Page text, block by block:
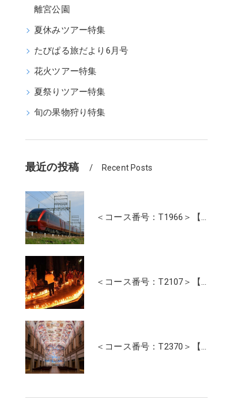
離宮公園
夏休みツアー特集
たびぱる旅だより6月号
花火ツアー特集
夏祭りツアー特集
旬の果物狩り特集
最近の投稿 Recent Posts
＜コース番号：T1966＞【大阪・奈良発着】近鉄特急！最新特急「ひのとり」＆人気の観光特急「しまかぜ」に乗って！伊勢神宮・おかげ横丁たっぷり約4時間滞在！日帰り
＜コース番号：T2107＞【大阪・奈良発着】高野山夏の風物詩 幻想的な光の灯路「高野山ろうそく祭り」と「壇上伽藍」ご参拝
＜コース番号：T2370＞【大阪・奈良発着】たっぷり3時間滞在！名画の記念写真が撮れる美術館！「大塚国際美術館」